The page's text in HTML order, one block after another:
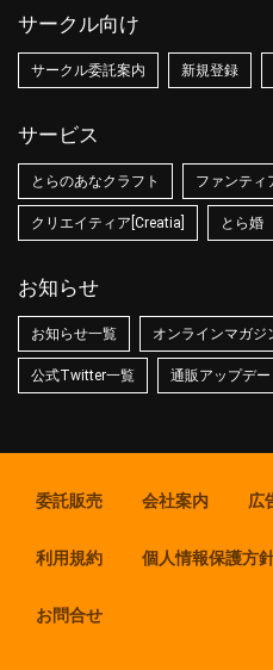
サークル向け
サークル委託案内 新規登録
サービス
とらのあなクラフト ファンティ
クリエイティア[Creatia] とら婚
お知らせ
お知らせ一覧 オンラインマガジ
公式Twitter一覧 通販アップデー
委託販売 会社案内 広
利用規約 個人情報保護方
お問合せ